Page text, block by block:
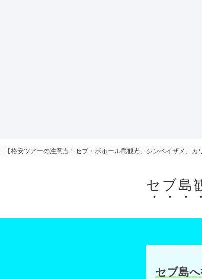
【格安ツアーの注意点！セブ・ボホール島観光、ジンベイザメ、
セブ島
セブ島